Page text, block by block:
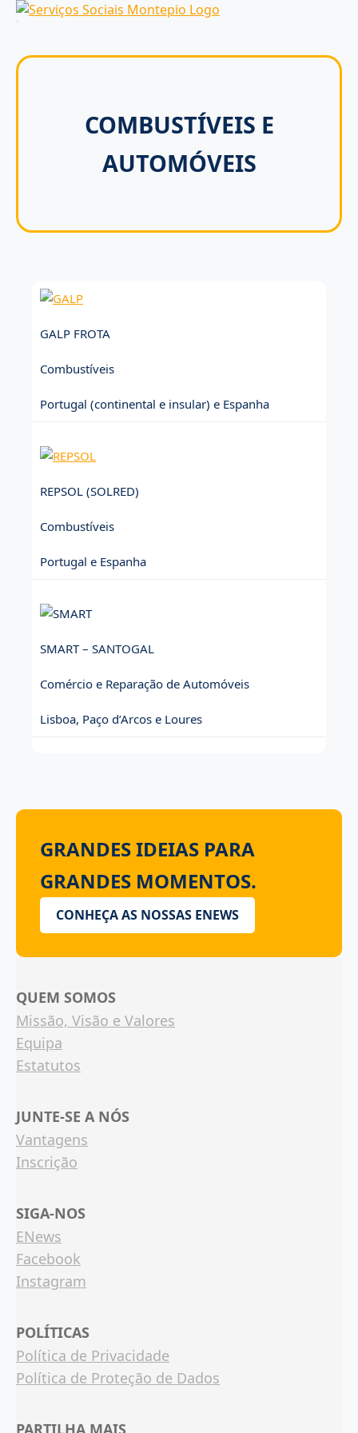
Skip
COMBUSTÍVEIS E
AUTOMÓVEIS
GALP FROTA
Combustíveis
Portugal (continental e insular) e Espanha
REPSOL (SOLRED)
Combustíveis
Portugal e Espanha
SMART – SANTOGAL
Comércio e Reparação de Automóveis
Lisboa, Paço d’Arcos e Loures
GRANDES IDEIAS PARA
GRANDES MOMENTOS.
CONHEÇA AS NOSSAS ENEWS
QUEM SOMOS
Missão, Visão e Valores
Equipa
Estatutos
JUNTE-SE A NÓS
Vantagens
Inscrição
SIGA-NOS
ENews
Facebook
Instagram
POLÍTICAS
Política de Privacidade
Política de Proteção de Dados
PARTILHA MAIS